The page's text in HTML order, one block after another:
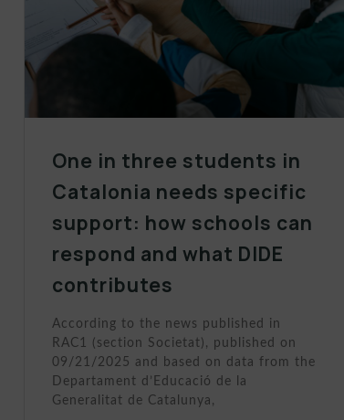
One in three students in
Catalonia needs specific
support: how schools can
respond and what DIDE
contributes
According to the news published in
RAC1 (section Societat), published on
09/21/2025 and based on data from the
Departament d’Educació de la
Generalitat de Catalunya,